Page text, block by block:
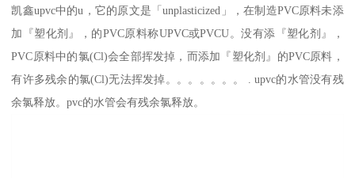
凯鑫upvc中的u，它的原文是「unplasticized」，在制造PVC原料未添
加『塑化剂』，的PVC原料称UPVC或PVCU。没有添『塑化剂』，
PVC原料中的氯(Cl)会全部挥发掉，而添加『塑化剂』的PVC原料，
有许多残余的氯(Cl)无法挥发掉。。。。。。。 . upvc的水管没有残
余氯释放。pvc的水管会有残余氯释放。